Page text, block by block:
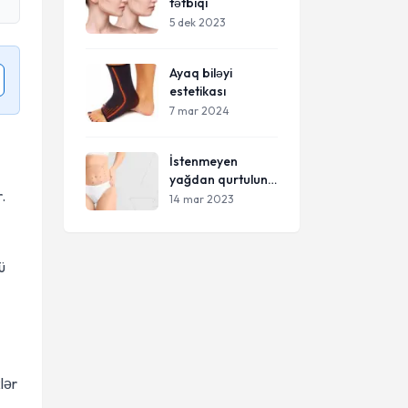
5 dek 2023
Ayaq biləyi
estetikası
7 mar 2024
İstenmeyen
yağdan qurtulun:
liposaksiya ilə
14 mar 2023